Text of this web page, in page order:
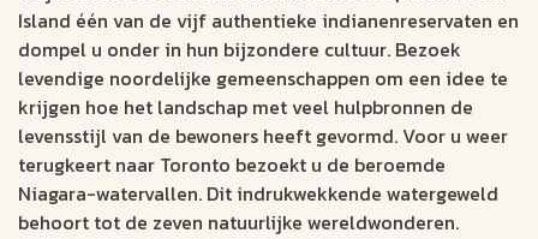
Ontdek indianenreservaten op Manitoulin Island
v.a. € 2748
Bekijk data &
prijzen
Offerte op
maat
Island één van de vijf authentieke indianenreservaten en
dompel u onder in hun bijzondere cultuur. Bezoek
levendige noordelijke gemeenschappen om een idee te
krijgen hoe het landschap met veel hulpbronnen de
levensstijl van de bewoners heeft gevormd. Voor u weer
terugkeert naar Toronto bezoekt u de beroemde
Niagara-watervallen. Dit indrukwekkende watergeweld
behoort tot de zeven natuurlijke wereldwonderen.